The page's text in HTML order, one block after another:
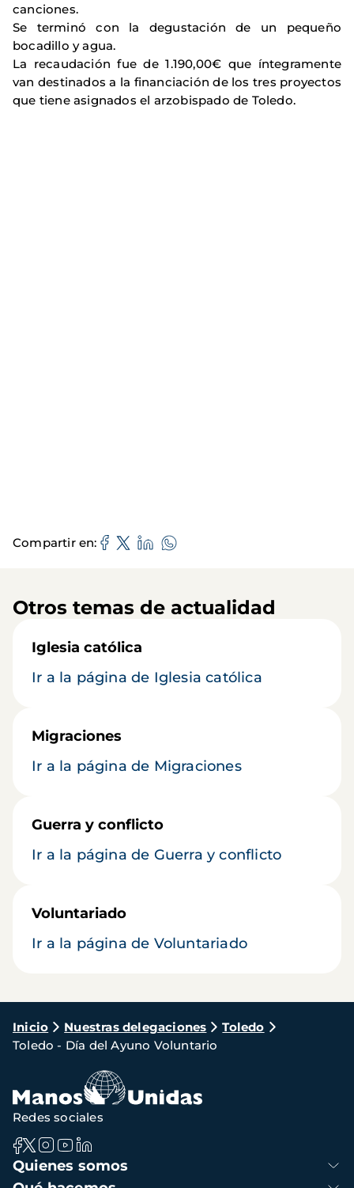
canciones.
Se terminó con la degustación de un pequeño
bocadillo y agua.
La recaudación fue de 1.190,00€ que íntegramente
van destinados a la financiación de los tres proyectos
que tiene asignados el arzobispado de Toledo.
Compartir en
Otros temas de actualidad
Iglesia católica
Ir a la página de Iglesia católica
Migraciones
Ir a la página de Migraciones
Guerra y conflicto
Ir a la página de Guerra y conflicto
Voluntariado
Ir a la página de Voluntariado
Ruta
de
navegación
Inicio Nuestras delegaciones
Toledo
Toledo - Día del Ayuno Voluntario
Navegación
principal
Quienes somos
Redes sociales